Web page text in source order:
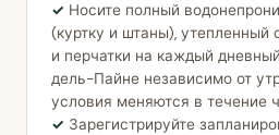
Носите полный
(куртку и штаны), утепленный
и перчатки на каждый
дель-Пайне независимо от
условия меняются в течение
Зарегистрируйте